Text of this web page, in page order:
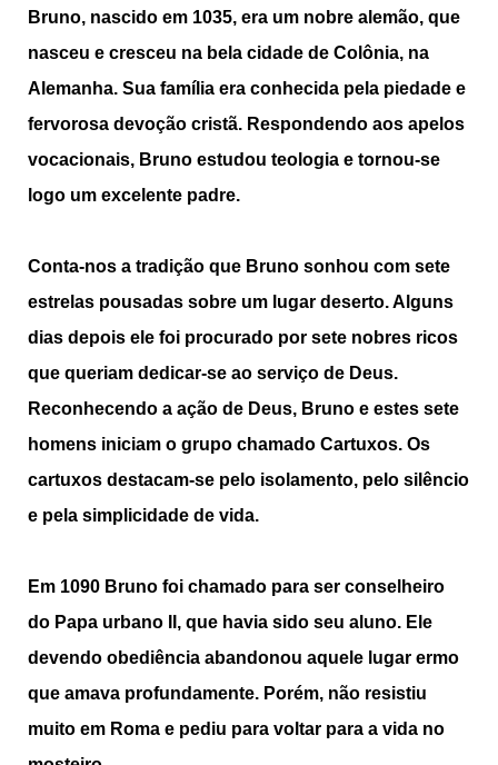
Bruno, nascido em 1035, era um nobre alemão, que
nasceu e cresceu na bela cidade de Colônia, na
Alemanha. Sua família era conhecida pela piedade e
fervorosa devoção cristã. Respondendo aos apelos
vocacionais, Bruno estudou teologia e tornou-se
logo um excelente padre.
Conta-nos a tradição que Bruno sonhou com sete
estrelas pousadas sobre um lugar deserto. Alguns
dias depois ele foi procurado por sete nobres ricos
que queriam dedicar-se ao serviço de Deus.
Reconhecendo a ação de Deus, Bruno e estes sete
homens iniciam o grupo chamado Cartuxos. Os
cartuxos destacam-se pelo isolamento, pelo silêncio
e pela simplicidade de vida.
Em 1090 Bruno foi chamado para ser conselheiro
do Papa urbano II, que havia sido seu aluno. Ele
devendo obediência abandonou aquele lugar ermo
que amava profundamente. Porém, não resistiu
muito em Roma e pediu para voltar para a vida no